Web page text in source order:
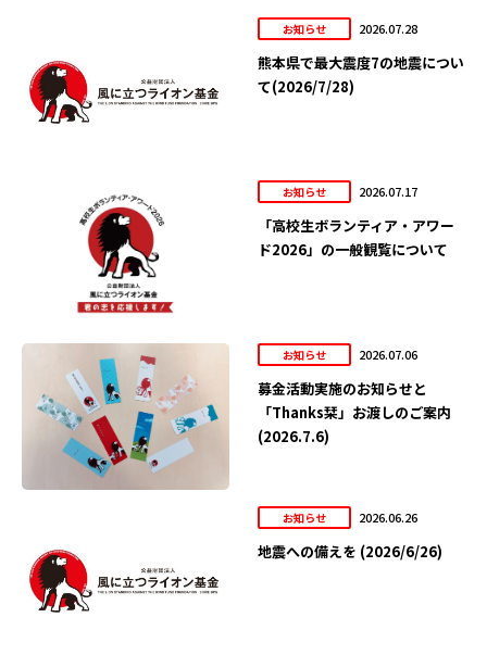
お知らせ 2026.07.28
熊本県で最大震度7の地震につい
て(2026/7/28)
お知らせ 2026.07.17
「高校生ボランティア・アワー
ド2026」の一般観覧について
お知らせ 2026.07.06
募金活動実施のお知らせと
「Thanks栞」お渡しのご案内
(2026.7.6)
お知らせ 2026.06.26
地震への備えを (2026/6/26)